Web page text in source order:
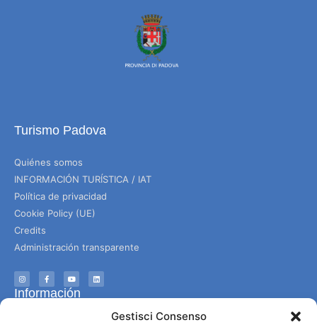
Gestisci Consenso
Turismo Padova
Quiénes somos
INFORMACIÓN TURÍSTICA / IAT
Política de privacidad
Cookie Policy (UE)
Credits
Administración transparente
Información